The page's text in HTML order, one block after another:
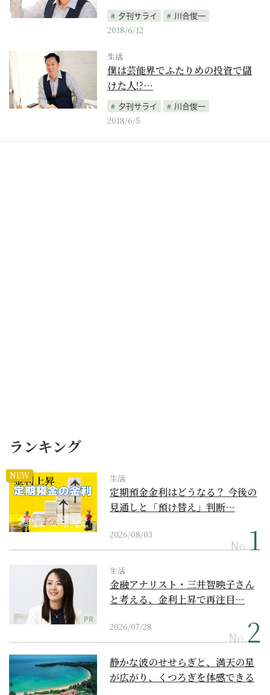
夕刊サライ
川合俊一
2018/6/12
生活
僕は芸能界でふたりめの投資で儲
けた人!?…
夕刊サライ
川合俊一
2018/6/5
ランキング
NEW 生活
定期預金金利はどうなる？ 今後の
見通しと「預け替え」判断…
2026/08/03
No.
PR
生活
金融アナリスト・三井智映子さん
と考える、金利上昇で再注目…
2026/07/28
No.
静かな波のせせらぎと、満天の星
が広がり、くつろぎを体感できる